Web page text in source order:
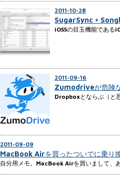
2011-10-28
SugarSync +
iOS5の目玉機能である
2011-09-16
Zumodriveが危険
Dropboxとならぶ（と
2011-09-09
MacBook Airを買ったついでに乗り
自分用メモ。MacBook Airを買いまして、